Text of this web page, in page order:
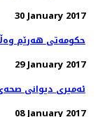
30 January 2017
29 January 2017
ئەمیری دیوانی
08 January 2017